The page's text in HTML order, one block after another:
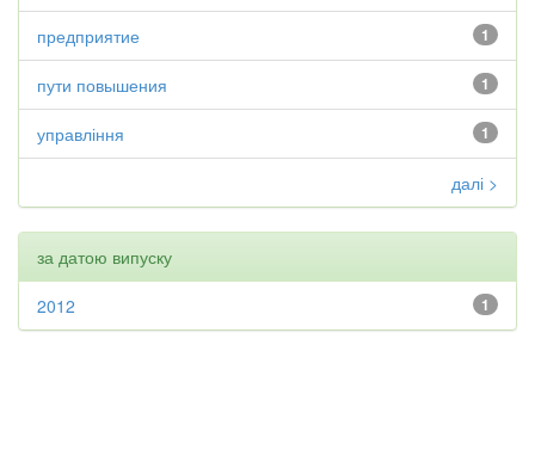
1
предприятие
1
пути повышения
1
управління
далі >
за датою випуску
1
2012